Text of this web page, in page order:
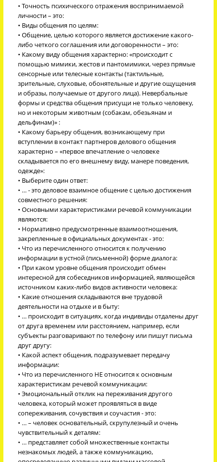
• Точность психического отражения воспринимаемой
личности – это:
• Виды общения по целям:
• Общение, целью которого является достижение какого-
либо четкого соглашения или договоренности – это:
• Какому виду общения характерно: «происходит с
помощью мимики, жестов и пантомимики, через прямые
сенсорные или телесные контакты (тактильные,
зрительные, слуховые, обонятельные и другие ощущения
и образы, получаемые от другого лица). Невербальные
формы и средства общения присущи не только человеку,
но и некоторым животным (собакам, обезьянам и
дельфинам)» :
• Какому барьеру общения, возникающему при
вступлении в контакт партнеров делового общения
характерно – «первое впечатление о человеке
складывается по его внешнему виду, манере поведения,
одежде»:
• Выберите один ответ:
• … - это деловое взаимное общение с целью достижения
совместного решения:
• Основными характеристиками речевой коммуникации
являются:
• Нормативно предусмотренные взаимоотношения,
закрепленные в официальных документах - это:
• Что из перечисленного относится к получению
информации в устной (письменной) форме диалога:
• При каком уровне общения происходит обмен
интересной для собеседников информацией, являющейся
источником каких-либо видов активности человека:
• Какие отношения складываются вне трудовой
деятельности на отдыхе и в быту:
• … происходит в ситуациях, когда индивиды отдалены друг
от друга временем или расстоянием, например, если
субъекты разговаривают по телефону или пишут письма
друг другу:
• Какой аспект общения, подразумевает передачу
информации:
• Что из перечисленного НЕ относится к основным
характеристикам речевой коммуникации:
• Эмоциональный отклик на переживания другого
человека, который может проявляться в виде
сопереживания, сочувствия и соучастия - это:
• … – человек основательный, скрупулезный и очень
чувствительный к деталям:
• … представляет собой множественные контакты
незнакомых людей, а также коммуникацию,